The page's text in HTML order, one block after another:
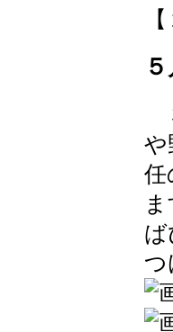
や
任
ば
つ